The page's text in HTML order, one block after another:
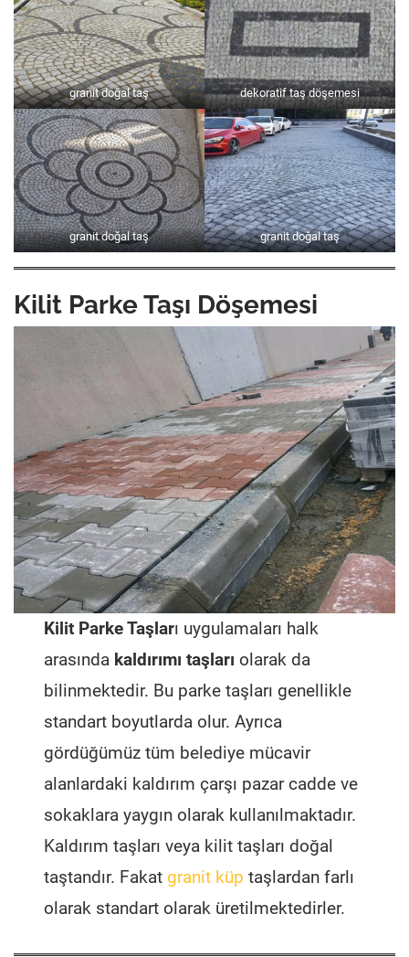
granit doğal taş dekoratif taş döşemesi
granit doğal taş granit doğal taş
Kilit Parke Taşı Döşemesi
Kilit Parke Taşları uygulamaları halk
arasında kaldırımı taşları olarak da
bilinmektedir. Bu parke taşları genellikle
standart boyutlarda olur. Ayrıca
gördüğümüz tüm belediye mücavir
alanlardaki kaldırım çarşı pazar cadde ve
sokaklara yaygın olarak kullanılmaktadır.
Kaldırım taşları veya kilit taşları doğal
taştandır. Fakat granit küp taşlardan farlı
olarak standart olarak üretilmektedirler.